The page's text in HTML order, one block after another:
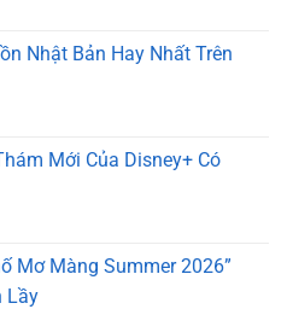
Nhật Bản Hay Nhất Trên
Mới Của Disney+ Có
Mơ Màng Summer 2026”
Lầy